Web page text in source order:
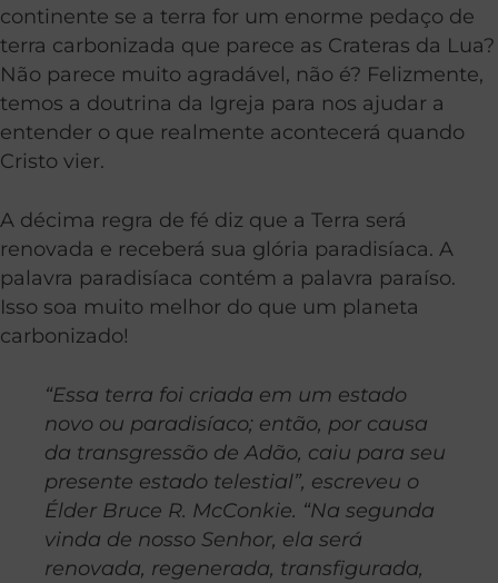
continente se a terra for um enorme pedaço de
terra carbonizada que parece as Crateras da Lua?
Não parece muito agradável, não é? Felizmente,
temos a doutrina da Igreja para nos ajudar a
entender o que realmente acontecerá quando
Cristo vier.
A décima regra de fé diz que a Terra será
renovada e receberá sua glória paradisíaca. A
palavra paradisíaca contém a palavra paraíso.
Isso soa muito melhor do que um planeta
carbonizado!
“Essa terra foi criada em um estado
novo ou paradisíaco; então, por causa
da transgressão de Adão, caiu para seu
presente estado telestial”, escreveu o
Élder Bruce R. McConkie. “Na segunda
vinda de nosso Senhor, ela será
renovada, regenerada, transfigurada,